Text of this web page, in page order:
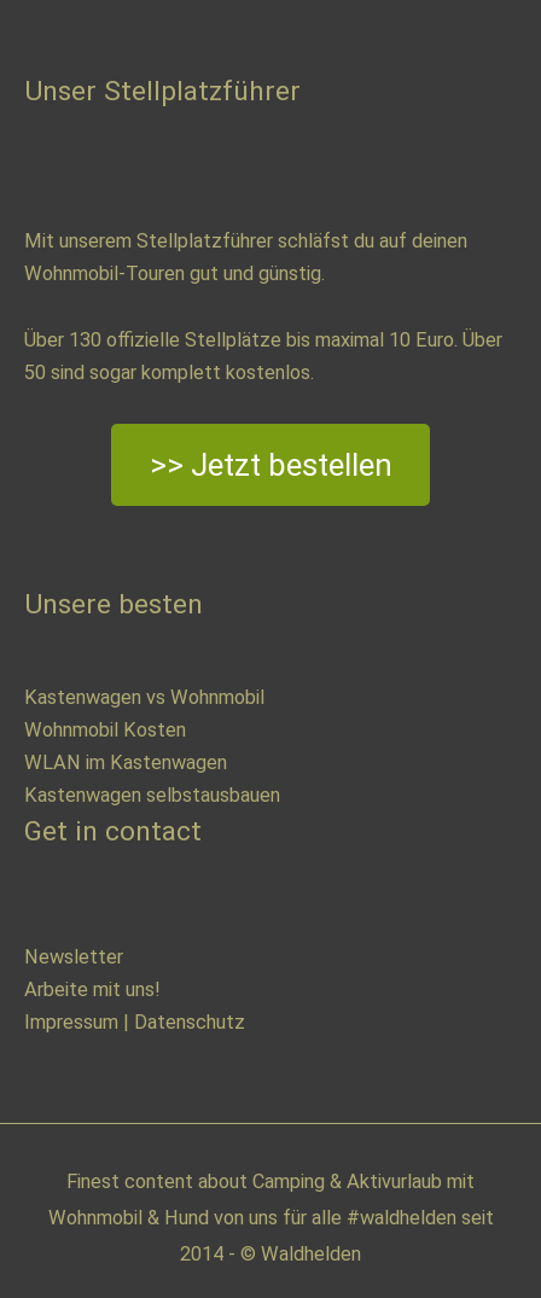
Unser Stellplatzführer
Mit unserem Stellplatzführer schläfst du auf deinen
Wohnmobil-Touren gut und günstig.
Über 130 offizielle Stellplätze bis maximal 10 Euro. Über
50 sind sogar komplett kostenlos.
>> Jetzt bestellen
Unsere besten
Kastenwagen vs Wohnmobil
Wohnmobil Kosten
WLAN im Kastenwagen
Kastenwagen selbstausbauen
Get in contact
Newsletter
Arbeite mit uns!
Impressum
Datenschutz
Finest content about Camping & Aktivurlaub mit
Wohnmobil & Hund von uns für alle #waldhelden seit
2014 - © Waldhelden